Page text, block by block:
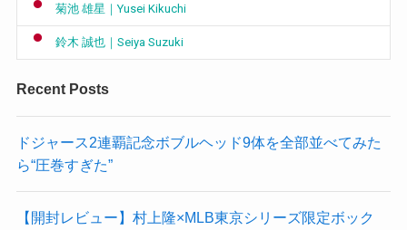
菊池 雄星｜Yusei Kikuchi
鈴木 誠也｜Seiya Suzuki
Recent Posts
ドジャース2連覇記念ボブルヘッド9体を全部並べてみた
ら“圧巻すぎた”
【開封レビュー】村上隆×MLB東京シリーズ限定ボック